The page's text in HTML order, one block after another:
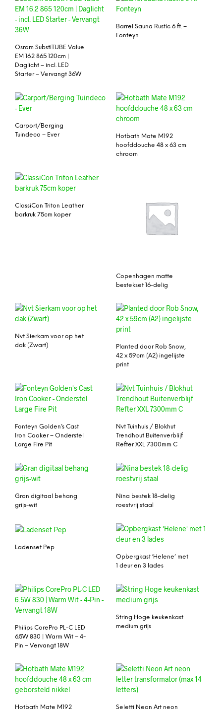
Osram SubstiTUBE Value
EM 16.2 865 120cm |
Daglicht – incl. LED
Starter – Vervangt 36W
Barrel Sauna Rustic 6 ft. –
Fonteyn
Carport/Berging
Tuindeco – Ever
Hotbath Mate M192
hoofddouche 48 x 63 cm
chroom
ClassiCon Triton Leather
barkruk 75cm koper
Copenhagen matte
bestekset 16-delig
Nvt Sierkam voor op het
dak (Zwart)
Planted door Rob Snow,
42 x 59cm (A2) ingelijste
print
Fonteyn Golden’s Cast
Iron Cooker – Onderstel
Large Fire Pit
Nvt Tuinhuis / Blokhut
Trendhout Buitenverblijf
Refter XXL 7300mm C
Gran digitaal behang
grijs-wit
Nina bestek 18-delig
roestvrij staal
Ladenset Pep
Opbergkast ‘Helene’ met
1 deur en 3 lades
Philips CorePro PL-C LED
6.5W 830 | Warm Wit – 4-
Pin – Vervangt 18W
String Hoge keukenkast
medium grijs
Hotbath Mate M192
Seletti Neon Art neon